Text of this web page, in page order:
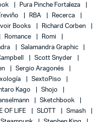
Pura Pinche Fortaleza
RBA
Recerca
Books
Richard Corben
Romance
Romi
Salamandra Graphic
Scott Snyder
Sergio Aragonés
SextoPiso
Kago
Shojo
Sketchbook
OF LIFE SLOTT
Smash